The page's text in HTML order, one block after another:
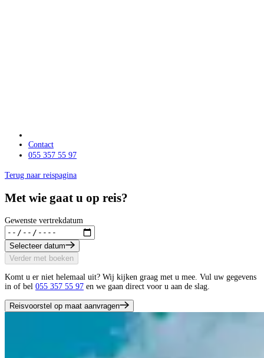
Contact
055 357 55 97
Terug naar reispagina
Met wie gaat u op reis?
Gewenste vertrekdatum
Selecteer datum
Verder met boeken
Komt u er niet helemaal uit? Wij kijken graag met u mee. Vul uw gegevens
in of bel 055 357 55 97 en we gaan direct voor u aan de slag.
Reisvoorstel op maat aanvragen